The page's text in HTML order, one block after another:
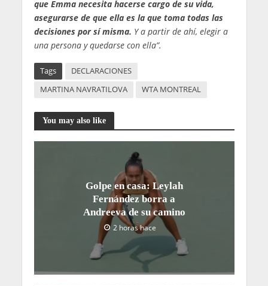
que Emma necesita hacerse cargo de su vida,
asegurarse de que ella es la que toma todas las
decisiones por sí misma. Y a partir de ahí, elegir a
una persona y quedarse con ella”.
Tags
DECLARACIONES
MARTINA NAVRATILOVA
WTA MONTREAL
You may also like
Golpe en casa: Leylah
Fernández borra a
Andreeva de su camino
2 horas hace